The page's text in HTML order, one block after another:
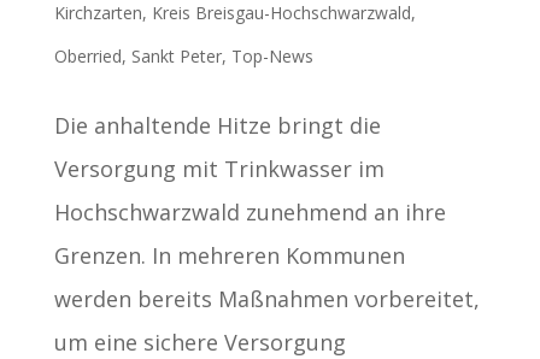
Kirchzarten, Kreis Breisgau-Hochschwarzwald,
Oberried, Sankt Peter, Top-News
Die anhaltende Hitze bringt die
Versorgung mit Trinkwasser im
Hochschwarzwald zunehmend an ihre
Grenzen. In mehreren Kommunen
werden bereits Maßnahmen vorbereitet,
um eine sichere Versorgung